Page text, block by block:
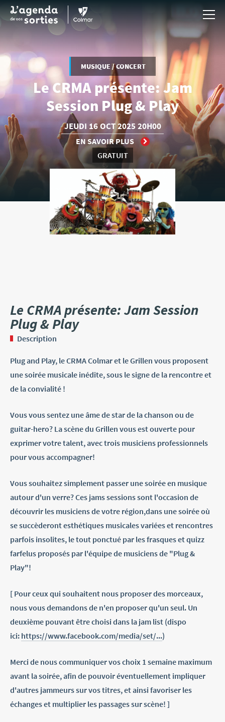
Aller au contenu principal
MUSIQUE / CONCERT
Le CRMA présente: Jam
Session Plug & Play
JEUDI 16 OCT2025 20H00
EN SAVOIR PLUS
GRATUIT
Le CRMA présente: Jam Session
Plug & Play
Description
Plug and Play, le CRMA Colmar et le Grillen vous proposent
une soirée musicale inédite, sous le signe de la rencontre et
de la convialité !
Vous vous sentez une âme de star de la chanson ou de
guitar-hero? La scène du Grillen vous est ouverte pour
exprimer votre talent, avec trois musiciens professionnels
pour vous accompagner!
Vous souhaitez simplement passer une soirée en musique
autour d'un verre? Ces jams sessions sont l'occasion de
découvrir les musiciens de votre région,dans une soirée où
se succèderont esthétiques musicales variées et rencontres
parfois insolites, le tout ponctué par les frasques et quizz
farfelus proposés par l'équipe de musiciens de "Plug &
Play"!
[ Pour ceux qui souhaitent nous proposer des morceaux,
nous vous demandons de n'en proposer qu'un seul. Un
deuxième pouvant être choisi dans la jam list (dispo
ici: https://www.facebook.com/media/set/...)
Merci de nous communiquer vos choix 1 semaine maximum
avant la soirée, afin de pouvoir éventuellement impliquer
d'autres jammeurs sur vos titres, et ainsi favoriser les
échanges et multiplier les passages sur scène! ]